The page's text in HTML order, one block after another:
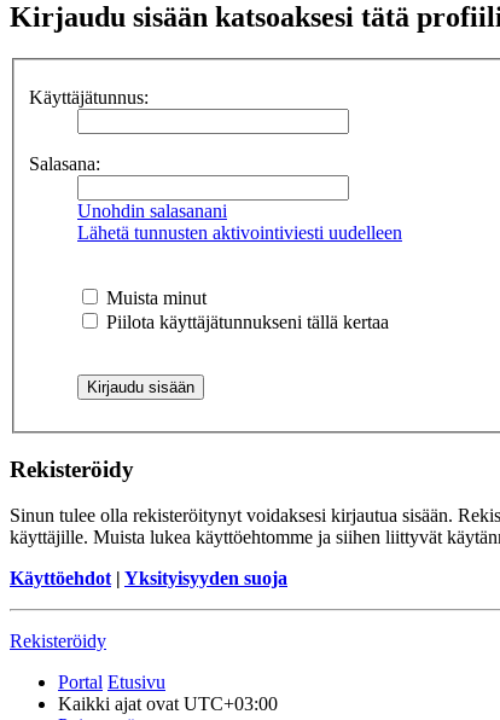
Kirjaudu sisään katsoaksesi tätä
Käyttäjätunnus:
Salasana:
Unohdin salasanani
Lähetä tunnusten aktivointiviesti uudelleen
Muista minut
Piilota käyttäjätunnukseni tällä kertaa
Rekisteröidy
Sinun tulee olla rekisteröitynyt voidaksesi kirjautua sisään.
käyttäjille. Muista lukea käyttöehtomme ja siihen liittyvät
Käyttöehdot | Yksityisyyden suoja
Rekisteröidy
Portal Etusivu
Kaikki ajat ovat UTC+03:00